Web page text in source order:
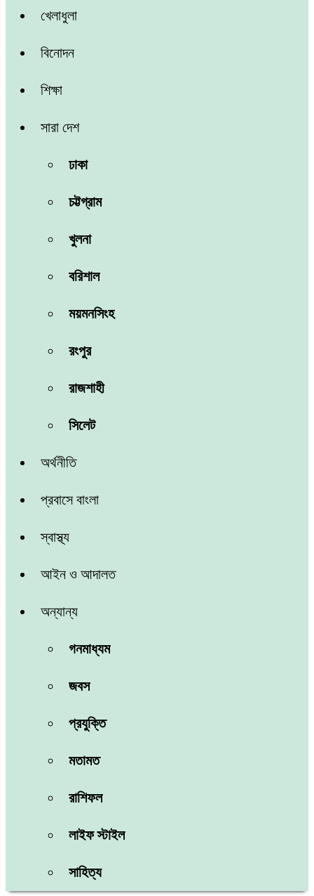
খেলাধুলা
বিনোদন
শিক্ষা
সারা দেশ
ঢাকা
চট্টগ্রাম
খুলনা
বরিশাল
ময়মনসিংহ
রংপুর
রাজশাহী
সিলেট
অর্থনীতি
প্রবাসে বাংলা
স্বাস্থ্য
আইন ও আদালত
অন্যান্য
গনমাধ্যম
জবস
প্রযুক্তি
মতামত
রাশিফল
লাইফ স্টাইল
সাহিত্য